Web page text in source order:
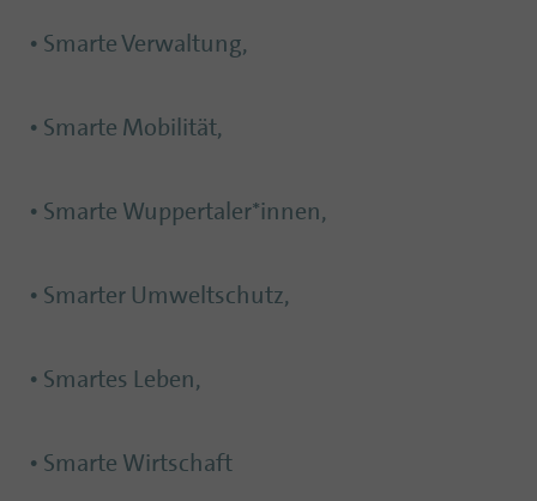
• Smarte Verwaltung,
• Smarte Mobilität,
• Smarte Wuppertaler*innen,
• Smarter Umweltschutz,
• Smartes Leben,
• Smarte Wirtschaft